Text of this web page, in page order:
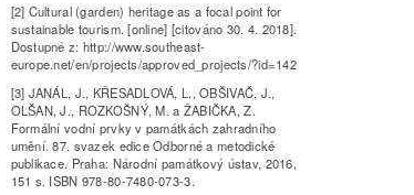
[2] Cultural (garden) heritage as a focal point for
sustainable tourism. [online] [citováno 30. 4. 2018].
Dostupné z: http://www.southeast-
europe.net/en/projects/approved_projects/?id=142
[3] JANÁL, J., KŘESADLOVÁ, L., OBŠIVAČ, J.,
OLŠAN, J., ROZKOŠNÝ, M. a ŽABIČKA, Z.
Formální vodní prvky v památkách zahradního
umění. 87. svazek edice Odborné a metodické
publikace. Praha: Národní památkový ústav, 2016,
151 s. ISBN 978-80-7480-073-3.